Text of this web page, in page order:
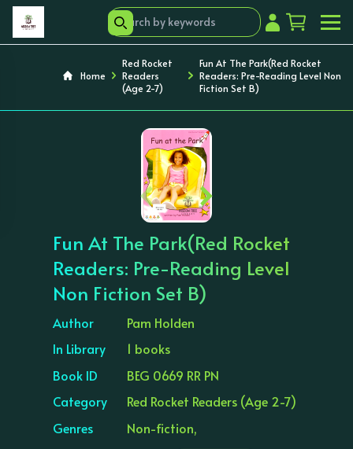
Home
Red Rocket
Readers
(Age 2-7)
Fun At The Park(Red Rocket
Readers: Pre-Reading Level Non
Fiction Set B)
‹ ›
Fun At The Park(Red Rocket
Readers: Pre-Reading Level
Non Fiction Set B)
Author
Pam Holden
In Library
1 books
Book ID
BEG 0669 RR PN
Category
Red Rocket Readers (Age 2-7)
Genres
Non-fiction,